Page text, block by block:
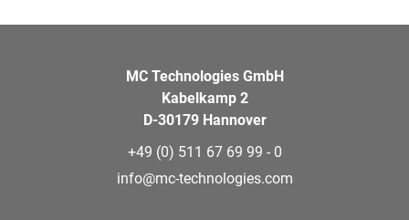
MC Technologies GmbH
Kabelkamp 2
D-30179 Hannover
+49 (0) 511 67 69 99 - 0
info@mc-technologies.com